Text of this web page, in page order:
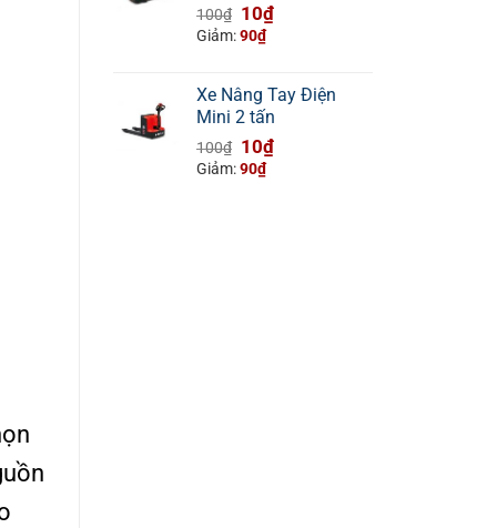
100₫ Giá
gốc
10₫Giá
10₫.
Giảm:90₫
Xe Nâng Tay Điện
Mini 2 tấn
100₫ Giá
gốc
10₫Giá
Giảm:90₫